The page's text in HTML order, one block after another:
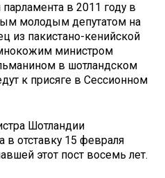
в 2011 году в
молодым депутатом на
из пакистано-кенийской
министром
в шотландском
к присяге в Сессионном
Шотландии
в отставку 15 февраля
этот пост восемь лет.